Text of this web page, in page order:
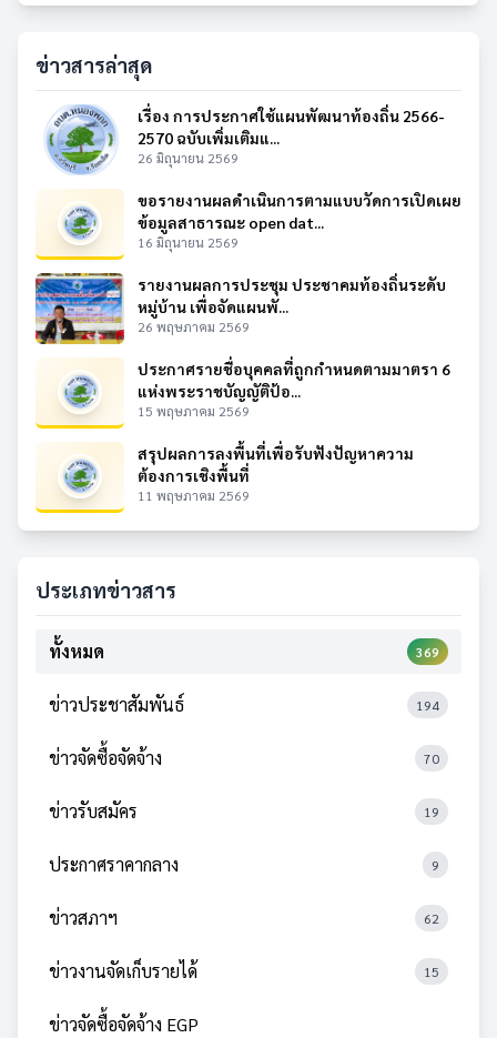
ข่าวสารล่าสุด
เรื่อง การประกาศใช้แผนพัฒนาท้องถิ่น 2566-
2570 ฉบับเพิ่มเติมแ...
26 มิถุนายน 2569
ขอรายงานผลดำเนินการตามแบบวัดการเปิดเผย
ข้อมูลสาธารณะ open dat...
16 มิถุนายน 2569
รายงานผลการประชุม ประชาคมท้องถิ่นระดับ
หมู่บ้าน เพื่อจัดแผนพั...
26 พฤษภาคม 2569
ประกาศรายชื่อบุคคลที่ถูกกำหนดตามมาตรา 6
แห่งพระราชบัญญัติป้อ...
15 พฤษภาคม 2569
สรุปผลการลงพื้นที่เพื่อรับฟังปัญหาความ
ต้องการเชิงพื้นที่
11 พฤษภาคม 2569
ประเภทข่าวสาร
ทั้งหมด 369
ข่าวประชาสัมพันธ์ 194
ข่าวจัดซื้อจัดจ้าง 70
ข่าวรับสมัคร 19
ประกาศราคากลาง 9
ข่าวสภาฯ 62
ข่าวงานจัดเก็บรายได้ 15
ข่าวจัดซื้อจัดจ้าง EGP